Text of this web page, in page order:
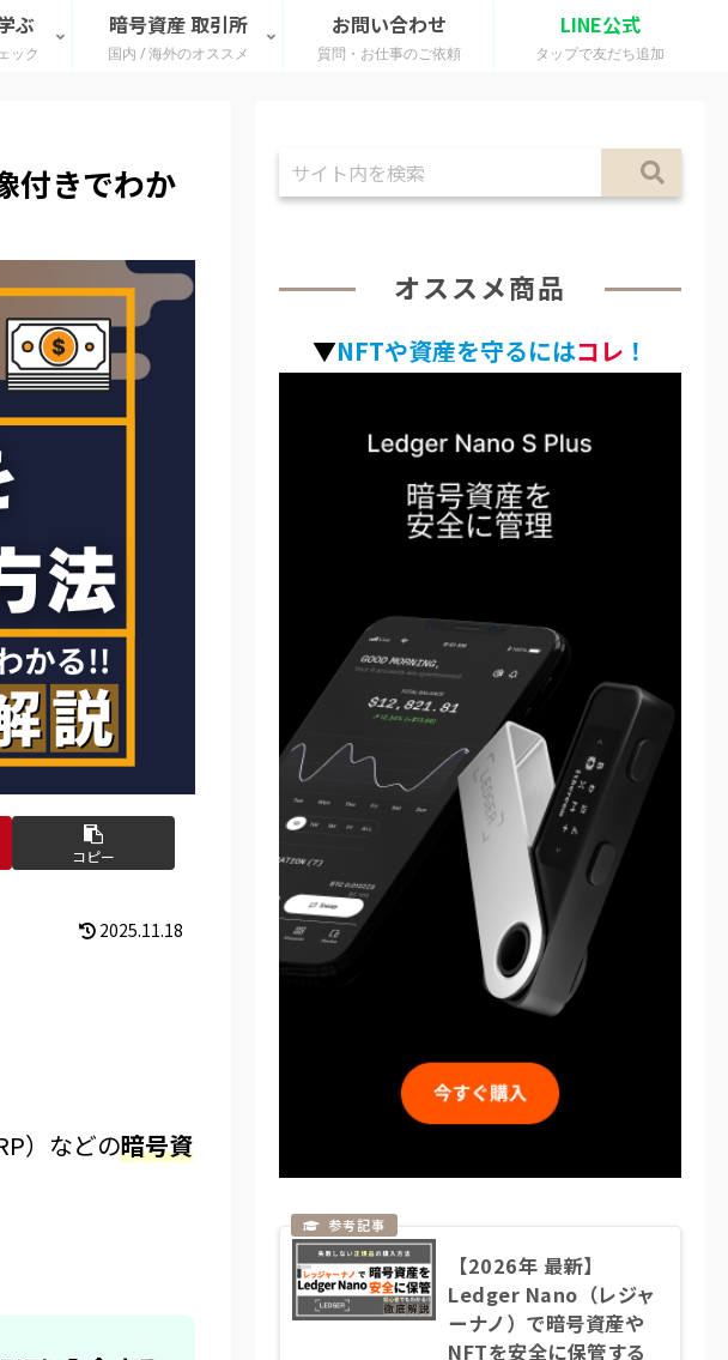
ぶ
ック
暗号資産 取引所
国内 / 海外のオススメ
お問い合わせ
質問・お仕事のご依頼
LINE公式
タップで友だち追加
付きでわか
コピー
2025.11.18
）などの暗号資
オススメ商品
▼NFTや資産を守るにはコレ ！
【2026年 最新】
Ledger Nano（レジャ
ーナノ）で暗号資産や
NFTを安全に保管する